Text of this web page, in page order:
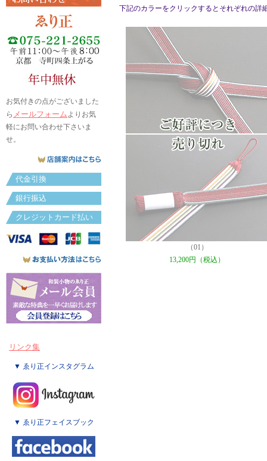
お気付きの点がございました
ら メールフォームよりお気
軽にお問い合わせ下さいま
せ。
代金引換
銀行振込
クレジットカード払い
リンク集
▼ ゑり正インスタグラム
▼ ゑり正フェイスブック
下記のカラーをクリックするとそれぞれの詳
（01）
13,200円（税込）